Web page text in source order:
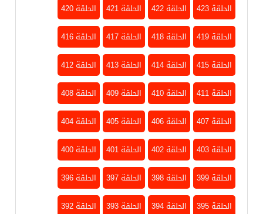
الحلقة 423
الحلقة 422 الحلقة 421
الحلقة 420
الحلقة 419
الحلقة 418 الحلقة 417
الحلقة 416
الحلقة 415
الحلقة 414 الحلقة 413
الحلقة 412
الحلقة 411
الحلقة 410 الحلقة 409
الحلقة 408
الحلقة 407
الحلقة 406 الحلقة 405
الحلقة 404
الحلقة 403
الحلقة 402 الحلقة 401
الحلقة 400
الحلقة 399
الحلقة 398 الحلقة 397
الحلقة 396
الحلقة 395
الحلقة 394 الحلقة 393
الحلقة 392